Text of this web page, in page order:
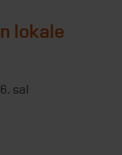
lokale
sal